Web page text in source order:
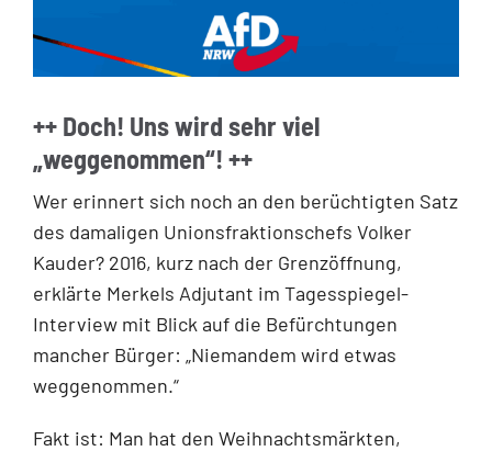
++ Doch! Uns wird sehr viel
„weggenommen“! ++
Wer erinnert sich noch an den berüchtigten Satz
des damaligen Unionsfraktionschefs Volker
Kauder? 2016, kurz nach der Grenzöffnung,
erklärte Merkels Adjutant im Tagesspiegel-
Interview mit Blick auf die Befürchtungen
mancher Bürger: „Niemandem wird etwas
weggenommen.“
Fakt ist: Man hat den Weihnachtsmärkten,